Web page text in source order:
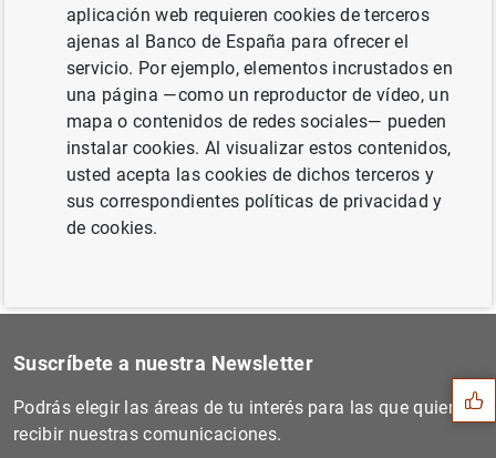
Anterior
Estadísticas de los tipos d...
Siguiente
Estado financiero consolida...
Sugerencias
Suscríbete a nuestra Newsletter
Podrás elegir las áreas de tu interés para las que quieres
recibir nuestras comunicaciones.
aplicación web requieren cookies de terceros
ajenas al Banco de España para ofrecer el
servicio. Por ejemplo, elementos incrustados en
una página —como un reproductor de vídeo, un
mapa o contenidos de redes sociales— pueden
instalar cookies. Al visualizar estos contenidos,
usted acepta las cookies de dichos terceros y
sus correspondientes políticas de privacidad y
de cookies.